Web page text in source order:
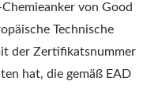
von Good
Technische
der Zertifikatsnummer
hat, die gemäß EAD